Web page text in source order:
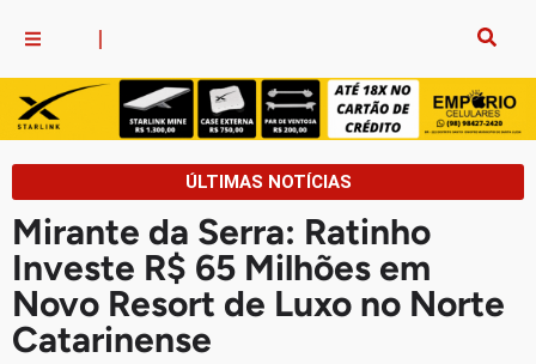
ÚLTIMAS NOTÍCIAS
Mirante da Serra: Ratinho
Investe R$ 65 Milhões em
Novo Resort de Luxo no Norte
Catarinense